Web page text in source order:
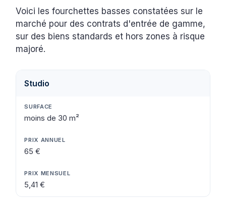
Voici les fourchettes basses constatées sur le
marché pour des contrats d'entrée de gamme,
sur des biens standards et hors zones à risque
majoré.
Studio
moins de 30 m²
65 €
5,41 €